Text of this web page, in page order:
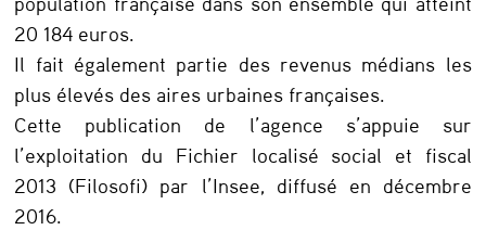
n
a
g
e
s
:
20 184 euros.
Il fait également partie des revenus médians les
plus élevés des aires urbaines françaises.
Cette publication de l’agence s’appuie sur
l’exploitation du Fichier localisé social et fiscal
2013 (Filosofi) par l’Insee, diffusé en décembre
2016.